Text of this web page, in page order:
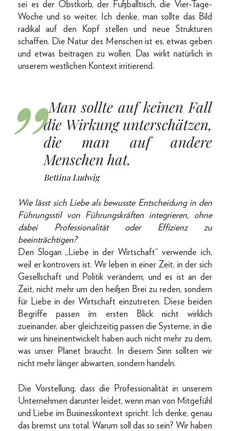
sei es der Obstkorb, der Fußballtisch, die Vier-Tage-
Woche und so weiter. Ich denke, man sollte das Bild
radikal auf den Kopf stellen und neue Strukturen
schaffen. Die Natur des Menschen ist es, etwas geben
und etwas beitragen zu wollen. Das wirkt natürlich in
unserem westlichen Kontext irritierend.
Man sollte auf keinen Fall
die Wirkung unterschätzen,
die man auf andere
Menschen hat.
Bettina Ludwig
Wie lässt sich Liebe als bewusste Entscheidung in den
Führungsstil von Führungskräften integrieren, ohne
dabei Professionalität oder Effizienz zu
beeinträchtigen?
Den Slogan „Liebe in der Wirtschaft“ verwende ich,
weil er kontrovers ist. Wir leben in einer Zeit, in der sich
Gesellschaft und Politik verändern, und es ist an der
Zeit, nicht mehr um den heißen Brei zu reden, sondern
für Liebe in der Wirtschaft einzutreten. Diese beiden
Begriffe passen im ersten Blick nicht wirklich
zueinander, aber gleichzeitig passen die Systeme, in die
wir uns hineinentwickelt haben auch nicht mehr zu dem,
was unser Planet braucht. In diesem Sinn sollten wir
nicht mehr länger abwarten, sondern handeln.
Die Vorstellung, dass die Professionalität in unserem
Unternehmen darunter leidet, wenn man von Mitgefühl
und Liebe im Businesskontext spricht. Ich denke, genau
das bremst uns total. Warum soll das so sein? Wir haben